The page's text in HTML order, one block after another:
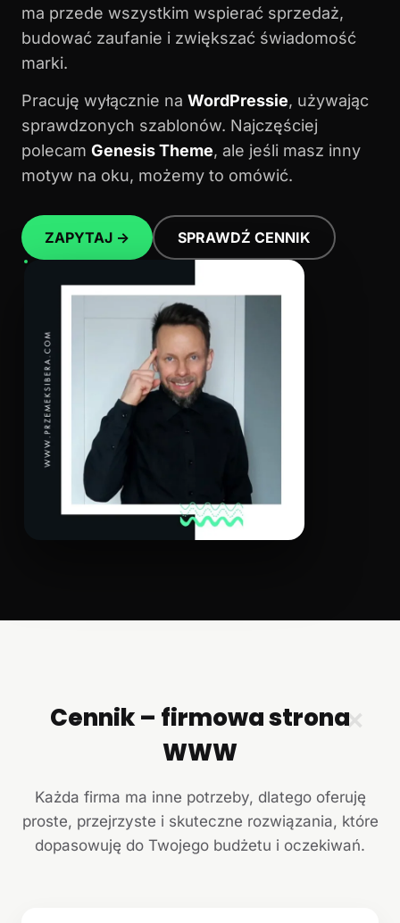
ma przede wszystkim wspierać sprzedaż,
budować zaufanie i zwiększać świadomość
marki.
Pracuję wyłącznie na WordPressie, używając
sprawdzonych szablonów. Najczęściej
polecam Genesis Theme, ale jeśli masz inny
motyw na oku, możemy to omówić.
ZAPYTAJ → SPRAWDŹ CENNIK
✕
Cennik – firmowa strona
WWW
Każda firma ma inne potrzeby, dlatego oferuję
proste, przejrzyste i skuteczne rozwiązania, które
dopasowuję do Twojego budżetu i oczekiwań.